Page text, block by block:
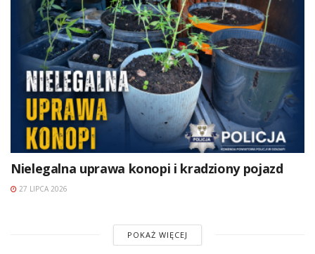
Nielegalna uprawa konopi i kradziony pojazd
27 LIPCA 2026
POKAŻ WIĘCEJ